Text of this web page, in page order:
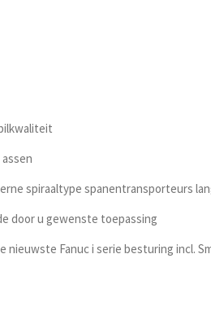
spiraaltype spanentransporteurs
door u gewenste toepassing
Fanuc i serie besturing incl.